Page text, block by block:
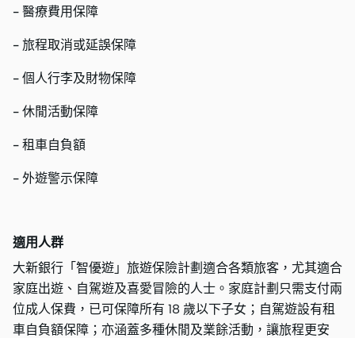
- 醫療費用保障
- 旅程取消或延誤保障
- 個人行李及財物保障
- 休閒活動保障
- 租車自負額
- 外遊警示保障
適用人群
大新銀行「智優遊」旅遊保險計劃適合各類旅客，尤其適合
家庭出遊、自駕遊及喜愛冒險的人士。家庭計劃只需支付兩
位成人保費，已可保障所有 18 歲以下子女；自駕遊設有租
車自負額保障；亦涵蓋多種休閒及業餘活動，讓旅程更安